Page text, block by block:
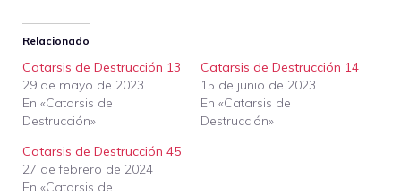
Relacionado
Catarsis de Destrucción 13
29 de mayo de 2023
En «Catarsis de
Destrucción»
Catarsis de Destrucción 14
15 de junio de 2023
En «Catarsis de
Destrucción»
Catarsis de Destrucción 45
27 de febrero de 2024
En «Catarsis de